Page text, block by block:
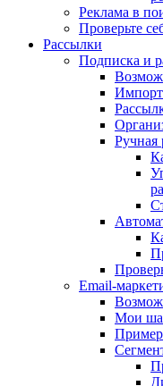
Реклама в
Проверьте
Рассылки
Подписка и
Импорт
Ручная
Email-
Мои
Пример